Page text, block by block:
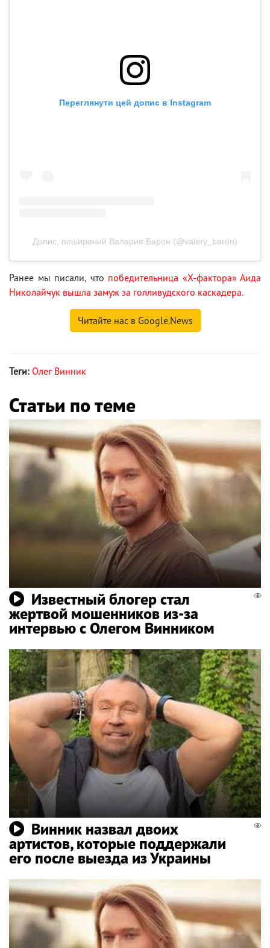
Переглянути цей допис в Instagram
Допис, поширений Валерия Барон (@valery_baron)
Ранее мы писали, что победительница «Х-фактора» Аида
Николайчук вышла замуж за голливудского каскадера.
Читайте нас в Google.News
Теги: Олег Винник
Статьи по теме
Известный блогер стал
жертвой мошенников из-за
интервью с Олегом Винником
Винник назвал двоих
артистов, которые поддержали
его после выезда из Украины